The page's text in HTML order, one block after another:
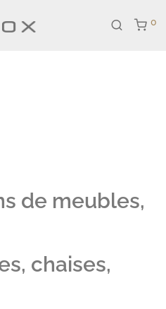
0
de meubles,
chaises,